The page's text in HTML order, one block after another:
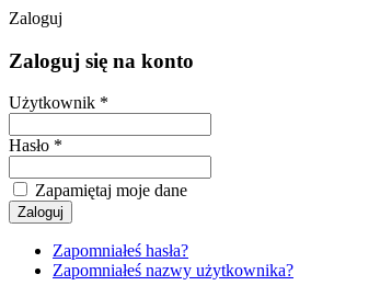
Zaloguj
Zaloguj się na konto
Użytkownik *
Hasło *
Zapamiętaj moje dane
Zapomniałeś hasła?
Zapomniałeś nazwy użytkownika?